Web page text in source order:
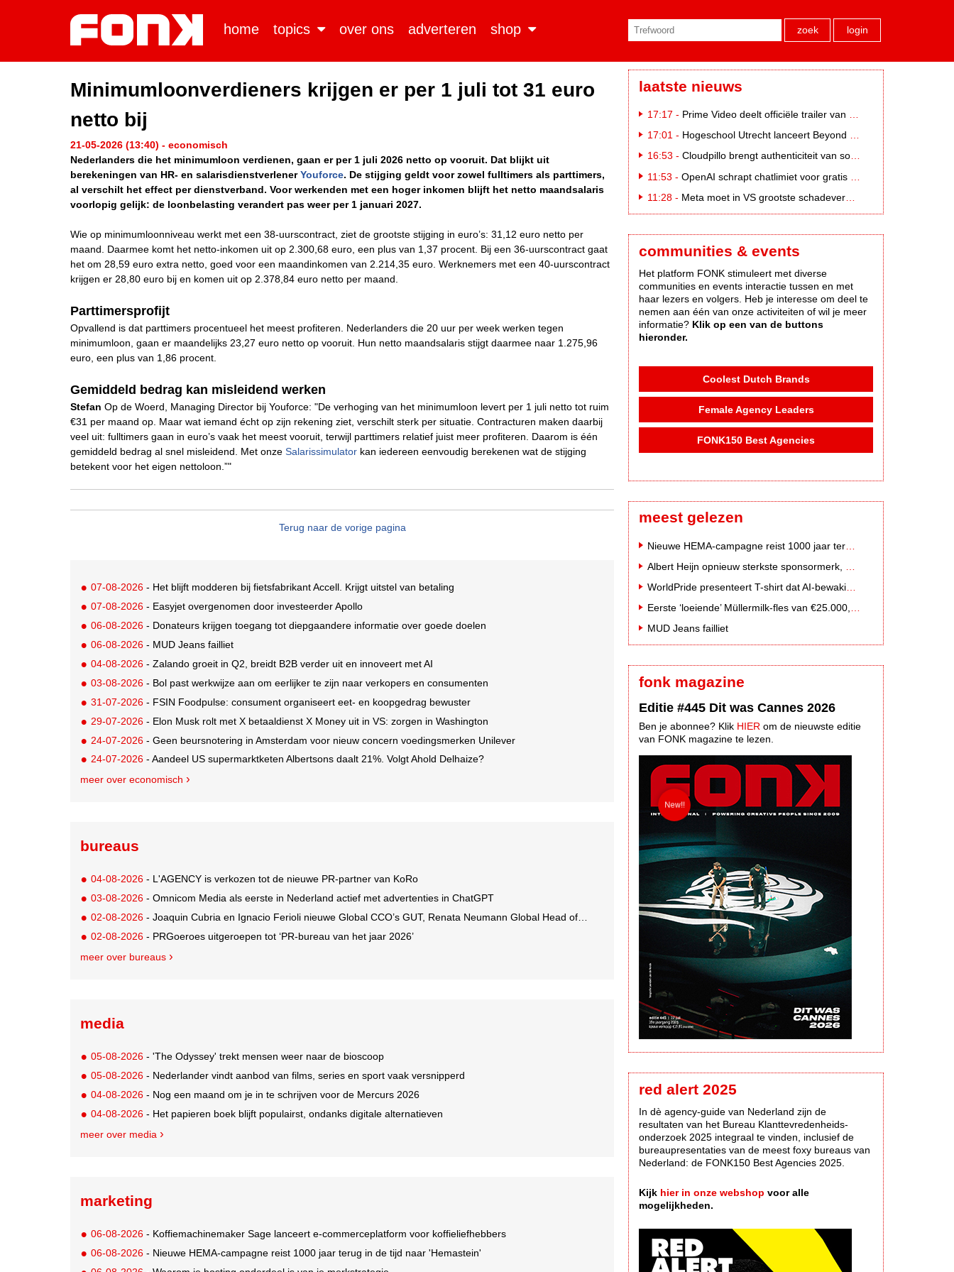
home topics over ons adverteren shop zoek login
Minimumloonverdieners krijgen er per 1 juli tot 31 euro
netto bij
21-05-2026 (13:40) - economisch
Nederlanders die het minimumloon verdienen, gaan er per 1 juli 2026 netto op vooruit. Dat blijkt uit
berekeningen van HR- en salarisdienstverlenerYouforce. De stijging geldt voor zowel fulltimers als parttimers,
al verschilt het effect per dienstverband. Voor werkenden met een hoger inkomen blijft het netto maandsalaris
voorlopig gelijk: de loonbelasting verandert pas weer per 1 januari 2027.
Wie op minimumloonniveau werkt met een 38-uurscontract, ziet de grootste stijging in euro’s: 31,12 euro netto per
maand. Daarmee komt het netto-inkomen uit op 2.300,68 euro, een plus van 1,37 procent. Bij een 36-uurscontract gaat
het om 28,59 euro extra netto, goed voor een maandinkomen van 2.214,35 euro. Werknemers met een 40-uurscontract
krijgen er 28,80 euro bij en komen uit op 2.378,84 euro netto per maand.
Parttimersprofijt
Opvallend is dat parttimers procentueel het meest profiteren. Nederlanders die 20 uur per week werken tegen
minimumloon, gaan er maandelijks 23,27 euro netto op vooruit. Hun netto maandsalaris stijgt daarmee naar 1.275,96
euro, een plus van 1,86 procent.
Gemiddeld bedrag kan misleidend werken
Stefan Op de Woerd, Managing Director bij Youforce: "De verhoging van het minimumloon levert per 1 juli netto tot ruim
€31 per maand op. Maar wat iemand écht op zijn rekening ziet, verschilt sterk per situatie. Contracturen maken daarbij
veel uit: fulltimers gaan in euro’s vaak het meest vooruit, terwijl parttimers relatief juist meer profiteren. Daarom is één
gemiddeld bedrag al snel misleidend. Met onze Salarissimulator kan iedereen eenvoudig berekenen wat de stijging
betekent voor het eigen nettoloon.”"
Terug naar de vorige pagina
07-08-2026 - Het blijft modderen bij fietsfabrikant Accell. Krijgt uitstel van betaling
07-08-2026 - Easyjet overgenomen door investeerder Apollo
06-08-2026 - Donateurs krijgen toegang tot diepgaandere informatie over goede doelen
06-08-2026 - MUD Jeans failliet
04-08-2026 - Zalando groeit in Q2, breidt B2B verder uit en innoveert met AI
03-08-2026 - Bol past werkwijze aan om eerlijker te zijn naar verkopers en consumenten
31-07-2026 - FSIN Foodpulse: consument organiseert eet- en koopgedrag bewuster
29-07-2026 - Elon Musk rolt met X betaaldienst X Money uit in VS: zorgen in Washington
24-07-2026 - Geen beursnotering in Amsterdam voor nieuw concern voedingsmerken Unilever
24-07-2026 - Aandeel US supermarktketen Albertsons daalt 21%. Volgt Ahold Delhaize?
meer over economisch
bureaus
04-08-2026 - L'AGENCY is verkozen tot de nieuwe PR-partner van KoRo
03-08-2026 - Omnicom Media als eerste in Nederland actief met advertenties in ChatGPT
02-08-2026 - Joaquin Cubria en Ignacio Ferioli nieuwe Global CCO’s GUT, Renata Neumann Global Head of Production
02-08-2026 - PRGoeroes uitgeroepen tot ‘PR-bureau van het jaar 2026’
meer over bureaus
media
05-08-2026 - 'The Odyssey' trekt mensen weer naar de bioscoop
05-08-2026 - Nederlander vindt aanbod van films, series en sport vaak versnipperd
04-08-2026 - Nog een maand om je in te schrijven voor de Mercurs 2026
04-08-2026 - Het papieren boek blijft populairst, ondanks digitale alternatieven
meer over media
marketing
06-08-2026 - Koffiemachinemaker Sage lanceert e-commerceplatform voor koffieliefhebbers
06-08-2026 - Nieuwe HEMA-campagne reist 1000 jaar terug in de tijd naar 'Hemastein'
laatste nieuws
17:17 - Prime Video deelt officiële trailer van L*VE KLEINE
17:01 - Hogeschool Utrecht lanceert Beyond Campus binnen International Creative Business
16:53 - Cloudpillo brengt authenticiteit van social naar tv
11:53 - OpenAI schrapt chatlimiet voor gratis ChatGPT-gebruikers
11:28 - Meta moet in VS grootste schadevergoeding ooit betalen: 567 miljoen dollar
communities & events
Het platform FONK stimuleert met diverse
communities en events interactie tussen en met
haar lezers en volgers. Heb je interesse om deel te
nemen aan één van onze activiteiten of wil je meer
informatie? Klik op een van de buttons
hieronder.
Coolest Dutch Brands
Female Agency Leaders
FONK150 Best Agencies
meest gelezen
MUD Jeans failliet
fonk magazine
Editie #445 Dit was Cannes 2026
Ben je abonnee? Klik HIER om de nieuwste editie
van FONK magazine te lezen.
red alert 2025
In dè agency-guide van Nederland zijn de
resultaten van het Bureau Klanttevredenheids-
onderzoek 2025 integraal te vinden, inclusief de
bureaupresentaties van de meest foxy bureaus van
Nederland: de FONK150 Best Agencies 2025.
Kijk hier in onze webshop voor alle
mogelijkheden.